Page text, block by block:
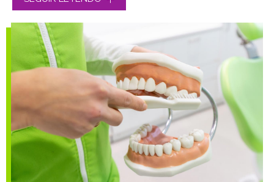
de cada paciente a la caries, lo que permite mejorar
la resistencia del diente.
El sellado de los surcos y fisuras de los molares en
los niños, lo que facilita el cepillado dificultando la
formación de caries.
Además, dentro de laodontología preventivase
enmarcan todos los consejos para garantizar una
correcta higiene dental, tanto en niños como en
adultos.Te aconsejamos sobre la correcta técnica de
cepillado, utilización de hilo dental o cepillos
interproximales o irrigador bucal según cada caso.